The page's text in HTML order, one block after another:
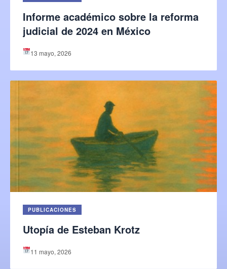
Informe académico sobre la reforma
judicial de 2024 en México
13 mayo, 2026
PUBLICACIONES
Utopía de Esteban Krotz
11 mayo, 2026